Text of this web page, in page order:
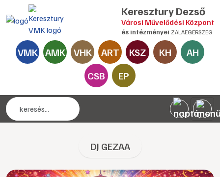
Keresztury Dezső
Városi Művelődési Központ
és intézményei ZALAEGERSZEG
VMK AMK VHK ART KSZ KH
AH
CSB
EP
DJ GEZAA